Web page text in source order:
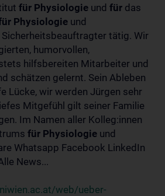
für Physiologie und für das
Physiologie und
tätig. Wir
humorvollen,
hilfsbereiten Mitarbeiter und
schätzen gelernt. Sein Ableben
Lücke, wir werden Jürgen sehr
Mitgefühl gilt seiner Familie
Im Namen aller Kolleg:innen
für Physiologie und
Whatsapp Facebook LinkedIn
News...
web/ueber-